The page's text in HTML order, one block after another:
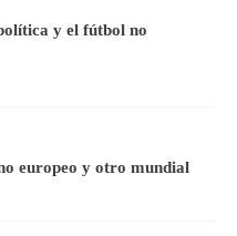
y el fútbol no
europeo y otro mundial